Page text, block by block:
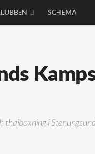
SCHEMA
thaiboxning i